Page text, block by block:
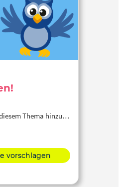
Thema hinzu…
vorschlagen